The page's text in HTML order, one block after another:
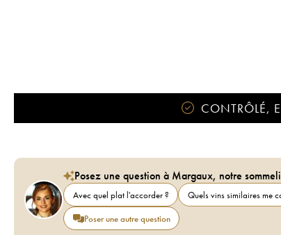
CONTRÔLÉ,
Posez une question à Margaux, notre
Avec quel plat l'accorder ? Quels vins similaires me
Poser une autre question